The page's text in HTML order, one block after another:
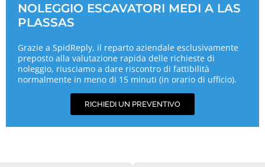
NOLEGGIO ESCAVATORI MEDI A LAS
PLASSAS
Grazie a SpidReply, il reparto aziendale esclusivamente
preposto alla valutazione rapida delle richieste di
noleggio, riusciamo a dare riscontro di fattibilità
normalmente in meno di 15 minuti (in orario di ufficio).
RICHIEDI UN PREVENTIVO